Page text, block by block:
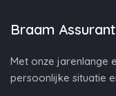
Braam
Met onze jarenlange
persoonlijke situatie